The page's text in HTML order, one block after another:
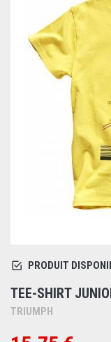
PRODUIT
TEE-SHIRT
TRIUMPH